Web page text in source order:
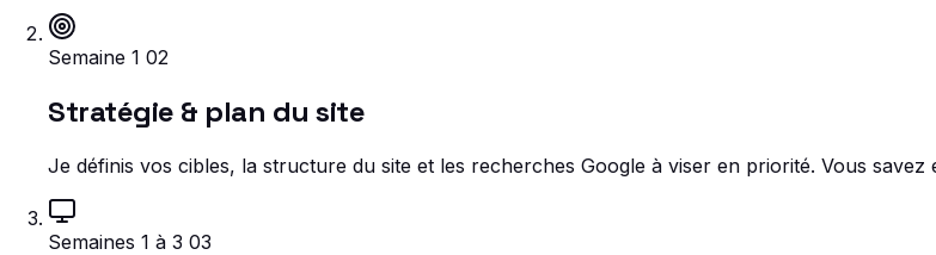
Semaine 1 02
Stratégie & plan du site
Je définis vos cibles, la structure du site et les recherches Google à viser en priorité. Vous
Semaines 1 à 3 03